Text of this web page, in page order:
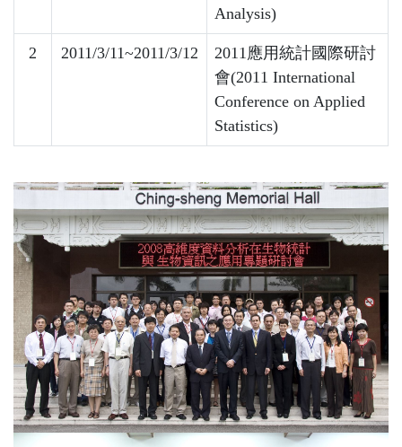
Analysis)
2 2011/3/11~2011/3/12
2011應用統計國際研討
會(2011 International
Conference on Applied
Statistics)